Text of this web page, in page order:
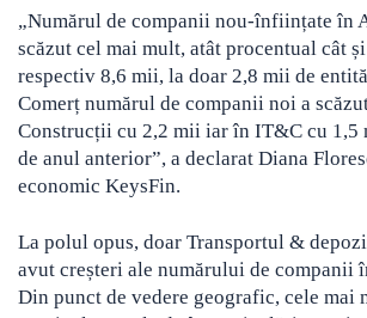
„Numărul de companii nou-înființate în
scăzut cel mai mult, atât procentual cât
respectiv 8,6 mii, la doar 2,8 mii de
Comerț numărul de companii noi a
Construcții cu 2,2 mii iar în IT&C cu 1,5
de anul anterior”, a declarat Diana
economic KeysFin.
La polul opus, doar Transportul &
avut creșteri ale numărului de companii
Din punct de vedere geografic, cele mai